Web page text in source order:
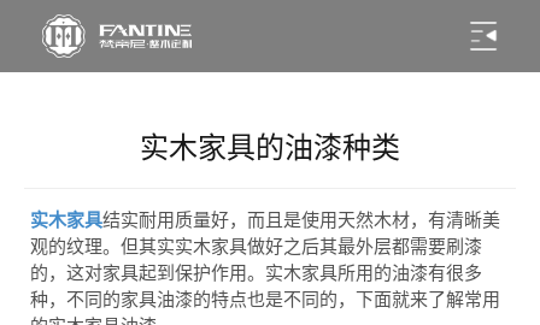
实木家具的油漆种类
实木家具结实耐用质量好，而且是使用天然木材，有清晰美
观的纹理。但其实实木家具做好之后其最外层都需要刷漆
的，这对家具起到保护作用。实木家具所用的油漆有很多
种，不同的家具油漆的特点也是不同的，下面就来了解常用